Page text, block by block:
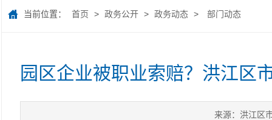
当前位置： 首页 > 政务公开 > 政务动态 > 部门动态
园区企业被职业索赔？洪江区
来源：洪江区